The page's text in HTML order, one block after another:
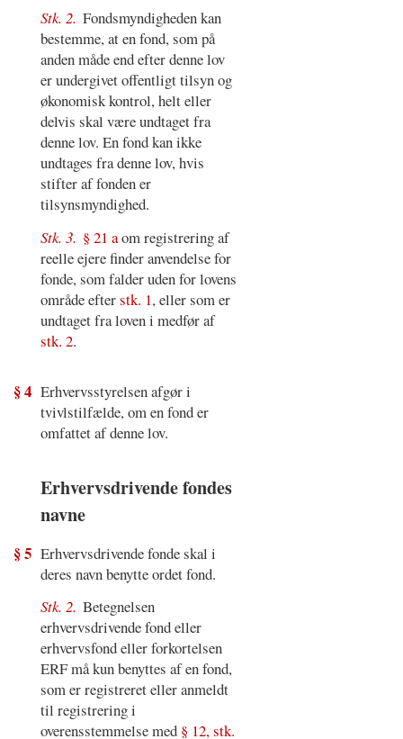
Stk. 2. Fondsmyndigheden kan
bestemme, at en fond, som på
anden måde end efter denne lov
er undergivet offentligt tilsyn og
økonomisk kontrol, helt eller
delvis skal være undtaget fra
denne lov. En fond kan ikke
undtages fra denne lov, hvis
stifter af fonden er
tilsynsmyndighed.
Stk. 3. § 21 aom registrering af
reelle ejere finder anvendelse for
fonde, som falder uden for lovens
område efterstk. 1, eller som er
undtaget fra loven i medfør af
stk. 2.
§ 4 Erhvervsstyrelsen afgør i
tvivlstilfælde, om en fond er
omfattet af denne lov.
Erhvervsdrivende fondes
navne
§ 5 Erhvervsdrivende fonde skal i
deres navn benytte ordet fond.
Stk. 2. Betegnelsen
erhvervsdrivende fond eller
erhvervsfond eller forkortelsen
ERF må kun benyttes af en fond,
som er registreret eller anmeldt
til registrering i
overensstemmelse med § 12, stk.